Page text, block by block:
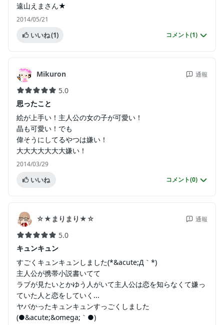
遠山えまさん★
2014/05/21
いいね(1) コメント(1)
Mikuron 通報
5.0
思ったこと
絵が上手い！主人公の女の子が可愛い！
晶も可愛い！でも
偉そうにしてるやつは嫌い！
大大大大大大大嫌い！
2014/03/29
いいね コメント(0)
☆★まりまり★☆ 通報
5.0
キュンキュン
すごくキュンキュンしました(*&acute;Д｀*)
主人公が携帯小説書いてて
ラブが見たいとかゆう人がいて主人公は恋を知らなくて嫌っ
ていた人と恋をしていく...
ヤバかったキュンキュンすっごくしました
(●&acute;&omega;｀●)